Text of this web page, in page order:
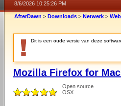
8/6/2026 10:25:26 PM
AfterDawn > Downloads > Netwerk >
Dit is een oude versie van deze
Mozilla Firefox for
Open source
OSX